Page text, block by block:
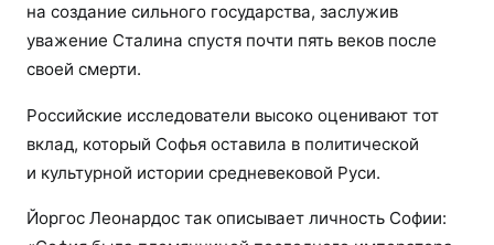
на создание сильного государства, заслужив
уважение Сталина спустя почти пять веков после
своей смерти.
Российские исследователи высоко оценивают тот
вклад, который Софья оставила в политической
и культурной истории средневековой Руси.
Йоргос Леонардос так описывает личность Софии: